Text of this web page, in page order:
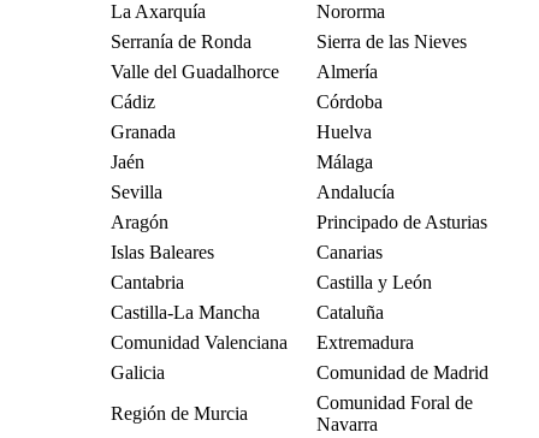
La Axarquía
Nororma
Serranía de Ronda
Sierra de las Nieves
Valle del Guadalhorce
Almería
Cádiz
Córdoba
Granada
Huelva
Jaén
Málaga
Sevilla
Andalucía
Aragón
Principado de Asturias
Islas Baleares
Canarias
Cantabria
Castilla y León
Castilla-La Mancha
Cataluña
Comunidad Valenciana
Extremadura
Galicia
Comunidad de Madrid
Región de Murcia
Comunidad Foral de
Navarra